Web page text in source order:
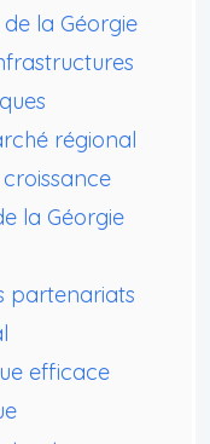
la Géorgie
régional
la Géorgie
partenariats
efficace